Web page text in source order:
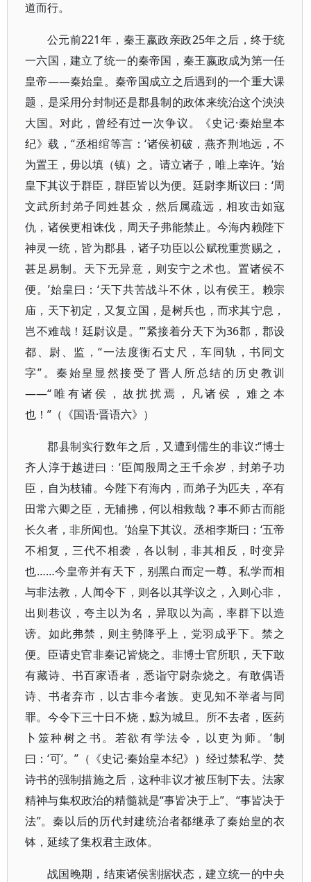
道而行。
公元前221年，秦王嬴政亲政25年之后，终于统
一六国，建立了统一的秦帝国，秦王嬴政成为第一任
皇帝——秦始皇。秦帝国成立之后遇到的一个重大课
题，是采用分封制还是郡县制的政体来统治这个泱泱
大国。对此，曾经有过一次争议。《史记·秦始皇本
纪》载，“丞相绾等言：‘诸侯初破，燕齐荆地远，不
为置王，毋以填（镇）之。请立诸子，唯上幸许。’始
皇下其议于群臣，群臣皆以为便。廷尉李斯议曰：‘周
文武所封弟子同姓甚众，然后属疏远，相攻击如寇
仇，诸侯更相诛伐，周天子弗能禁止。今海内赖陛下
神灵一统，皆为郡县，诸子功臣以公赋稅重赏赐之，
甚足易制。天下无异意，则安宁之术也。置诸侯不
便。’始皇曰：‘天下共苦战斗不休，以有侯王。赖宗
庙，天下初定，又复立国，是树兵也，而求其宁息，
岂不难哉！廷尉议是。’”紧接着分天下为36郡，郡设
都、尉、监，“一法度衡石丈尺，车同轨，书同文
字”。秦始皇显然接受了晋人所总结的历史教训
——“唯有诸侯，故扰扰焉，凡诸侯，难之本
也！”（《国语·晋语六》）
郡县制实行数年之后，又遭到儒生的非议:“博士
齐人淳于越进曰：‘臣闻殷周之王千余岁，封弟子功
臣，自为枝辅。今陛下有海内，而弟子为匹夫，卒有
田常六卿之臣，无辅拂，何以相救哉？事不师古而能
长久者，非所闻也。’始皇下其议。丞相李斯曰：‘五帝
不相复，三代不相袭，各以制，非其相反，时变异
也……今皇帝并有天下，别黑白而定一尊。私学而相
与非法教，人闻令下，则各以其学议之，入则心非，
出则巷议，夸主以为名，异取以为高，率群下以造
谤。如此弗禁，则主勢降乎上，党羽成乎下。禁之
便。臣请史官非秦记皆烧之。非博士官所职，天下敢
有藏诗、书百家语者，悉诣守尉杂烧之。有敢偶语
诗、书者弃市，以古非今者族。吏见知不举者与同
罪。今令下三十日不烧，黥为城旦。所不去者，医药
卜筮种树之书。若欲有学法令，以吏为师。’制
曰：‘可’。”（《史记·秦始皇本纪》）经过禁私学、焚
诗书的强制措施之后，这种非议才被压制下去。法家
精神与集权政治的精髓就是“事皆决于上”、“事皆决于
法”。秦以后的历代封建统治者都继承了秦始皇的衣
钵，延续了集权君主政体。
战国晚期，结束诸侯割据状态，建立统一的中央